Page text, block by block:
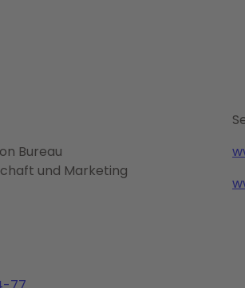
Bureau
und Marketing